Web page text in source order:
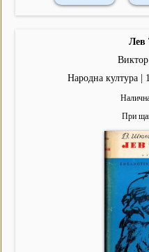
Лев
Народна култура |
При